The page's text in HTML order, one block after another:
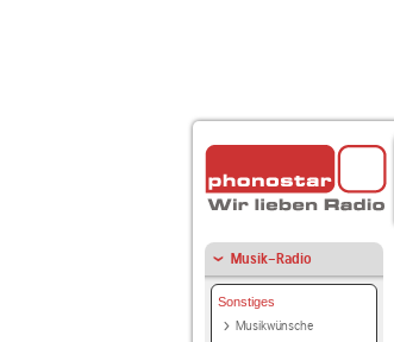
Musik-Radio
Sonstiges
Musikwünsche